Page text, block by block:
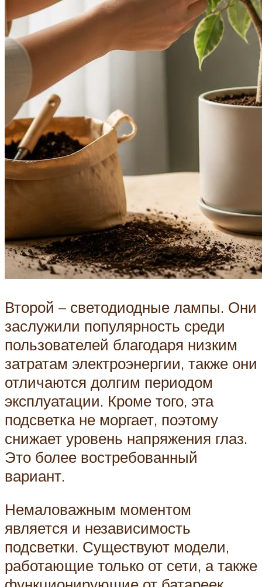
Второй – светодиодные лампы. Они
заслужили популярность среди
пользователей благодаря низким
затратам электроэнергии, также они
отличаются долгим периодом
эксплуатации. Кроме того, эта
подсветка не моргает, поэтому
снижает уровень напряжения глаз.
Это более востребованный
вариант.
Немаловажным моментом
является и независимость
подсветки. Существуют модели,
работающие только от сети, а также